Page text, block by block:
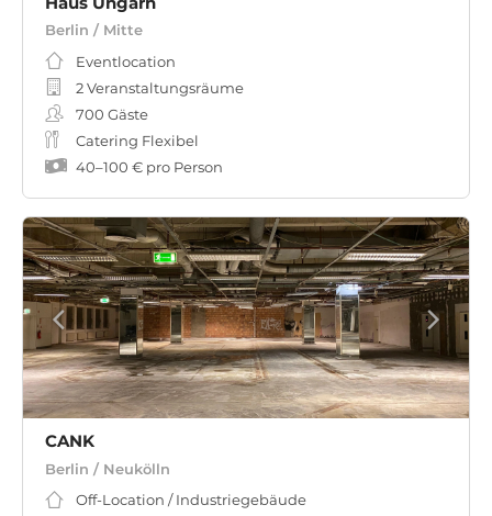
Berlin / Mitte
Eventlocation
2 Veranstaltungsräume
700 Gäste
Catering Flexibel
40–100 € pro Person
CANK
Berlin / Neukölln
Off-Location / Industriegebäude